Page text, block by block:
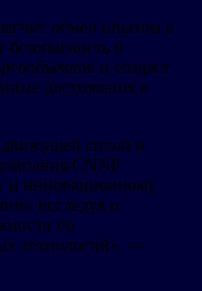
обмен опытом в
безопасность и
и создаст
достижения в
движущей силой и
CNNP
и инновационному
исследуя и
по
технологий», —